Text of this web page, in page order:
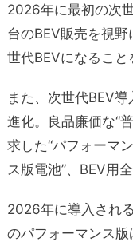
2026年に最初の次
台のBEV販売を視
世代BEVになること
また、次世代BEV
進化。良品廉価な“
求した“パフォーマ
ス版電池”、BEV用
2026年に導入され
のパフォーマンス